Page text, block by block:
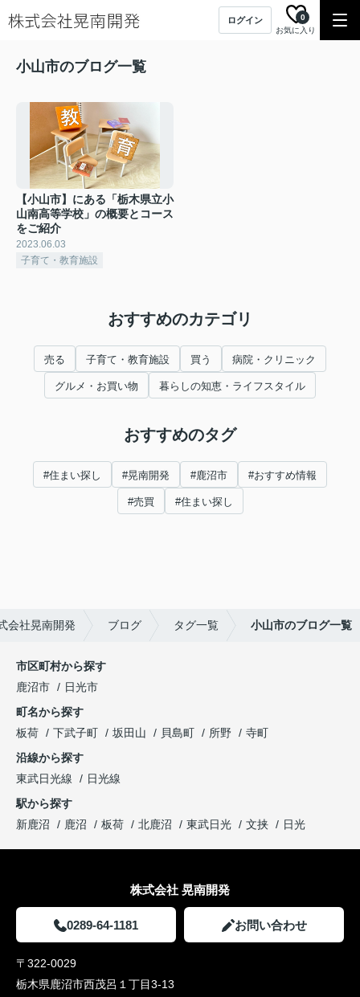
ログイン
お気に入り
0
小山市のブログ一覧
【小山市】にある「栃木県立小
山南高等学校」の概要とコース
をご紹介
2023.06.03
子育て・教育施設
おすすめのカテゴリ
売る 子育て・教育施設 買う 病院・クリニック
グルメ・お買い物 暮らしの知恵・ライフスタイル
おすすめのタグ
#住まい探し #晃南開発 #鹿沼市 #おすすめ情報
#売買 #住まい探し
会社晃南開発 ブログ タグ一覧 小山市のブログ一覧
市区町村から探す
鹿沼市
日光市
町名から探す
板荷
下武子町 坂田山 貝島町 所野
寺町
沿線から探す
東武日光線
日光線
駅から探す
新鹿沼
鹿沼 板荷 北鹿沼 東武日光 文挟 日光
株式会社 晃南開発
0289-64-1181 お問い合わせ
〒322-0029
栃木県鹿沼市西茂呂１丁目3-13